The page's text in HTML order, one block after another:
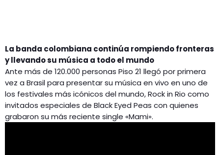
La banda colombiana continúa rompiendo fronteras
y llevando su música a todo el mundo
Ante más de 120.000 personas Piso 21 llegó por primera
vez a Brasil para presentar su música en vivo en uno de
los festivales más icónicos del mundo, Rock in Rio como
invitados especiales de Black Eyed Peas con quienes
grabaron su más reciente single «Mami».